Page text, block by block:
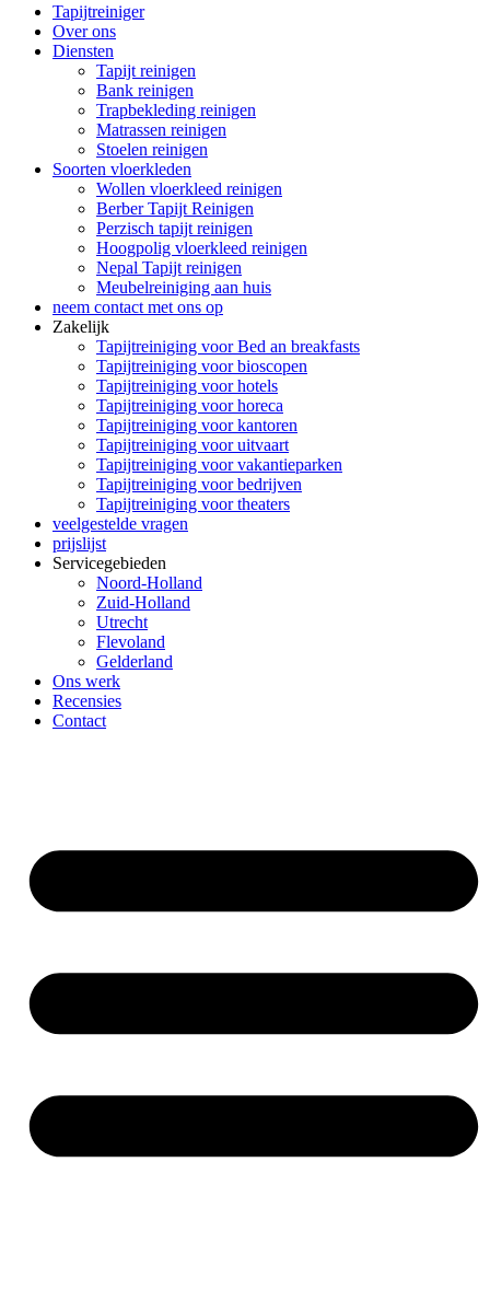
Tapijtreiniger
Over ons
Diensten
Tapijt reinigen
Bank reinigen
Trapbekleding reinigen
Matrassen reinigen
Stoelen reinigen
Soorten vloerkleden
Wollen vloerkleed reinigen
Berber Tapijt Reinigen
Perzisch tapijt reinigen
Hoogpolig vloerkleed reinigen
Nepal Tapijt reinigen
Meubelreiniging aan huis
neem contact met ons op
Zakelijk
Tapijtreiniging voor Bed an breakfasts
Tapijtreiniging voor bioscopen
Tapijtreiniging voor hotels
Tapijtreiniging voor horeca
Tapijtreiniging voor kantoren
Tapijtreiniging voor uitvaart
Tapijtreiniging voor vakantieparken
Tapijtreiniging voor bedrijven
Tapijtreiniging voor theaters
veelgestelde vragen
prijslijst
Servicegebieden
Noord-Holland
Zuid-Holland
Utrecht
Flevoland
Gelderland
Ons werk
Recensies
Contact